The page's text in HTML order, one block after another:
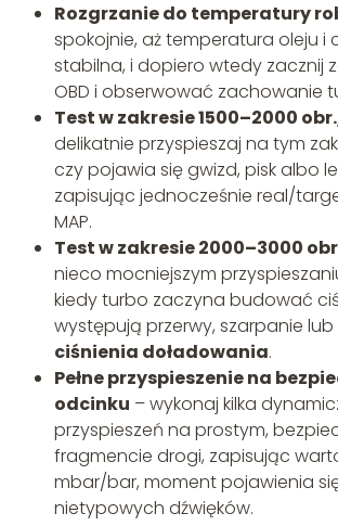
Rozgrzanie do temperatury
spokojnie, aż temperatura oleju i
stabilna, i dopiero wtedy zacznij
OBD i obserwować zachowanie
Test w zakresie 1500–2000
delikatnie przyspieszaj na tym
czy pojawia się gwizd, pisk albo
zapisując jednocześnie real/
MAP.
Test w zakresie 2000–3000
nieco mocniejszym
kiedy turbo zaczyna budować
występują przerwy, szarpanie lub
ciśnienia doładowania.
Pełne przyspieszenie na
odcinku – wykonaj kilka
przyspieszeń na prostym,
fragmencie drogi, zapisując
mbar/bar, moment pojawienia
nietypowych dźwięków.